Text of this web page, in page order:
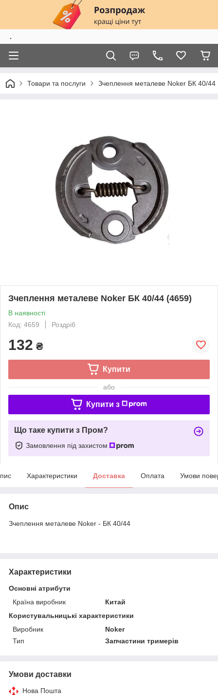
.
Товари та послуги Зчеплення металеве Noker БК 40/44
Зчеплення металеве Noker БК 40/44 (4659)
В наявності
Код: 4659
Роздріб
132 ₴
Купити
або
Купити з
Що таке купити з Пром?
Замовлення під захистом
Характеристики Доставка Оплата Умови
Опис
Зчеплення металеве Noker - БК 40/44
Характеристики
Основні атрибути
Країна виробник
Китай
Користувальницькі характеристики
Виробник
Noker
Тип
Запчастини тримерів
Умови доставки
Нова Пошта